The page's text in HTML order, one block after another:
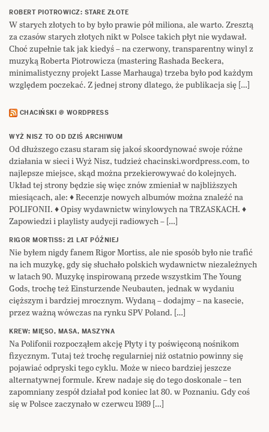
ROBERT PIOTROWICZ: STARE ZŁOTE
W starych złotych to by było prawie pół miliona, ale warto. Zresztą
za czasów starych złotych nikt w Polsce takich płyt nie wydawał.
Choć zupełnie tak jak kiedyś – na czerwony, transparentny winyl z
muzyką Roberta Piotrowicza (mastering Rashada Beckera,
minimalistyczny projekt Lasse Marhauga) trzeba było pod każdym
względem poczekać. Z jednej strony dlatego, że publikacja się […]
CHACIŃSKI @ WORDPRESS
WYŻ NISZ TO OD DZIŚ ARCHIWUM
Od dłuższego czasu staram się jakoś skoordynować swoje różne
działania w sieci i Wyż Nisz, tudzież chacinski.wordpress.com, to
najlepsze miejsce, skąd można przekierowywać do kolejnych.
Układ tej strony będzie się więc znów zmieniał w najbliższych
miesiącach, ale: ♦ Recenzje nowych albumów można znaleźć na
POLIFONII. ♦ Opisy wydawnictw winylowych na TRZASKACH. ♦
Zapowiedzi i playlisty audycji radiowych – […]
RIGOR MORTISS: 21 LAT PÓŹNIEJ
Nie byłem nigdy fanem Rigor Mortiss, ale nie sposób było nie trafić
na ich muzykę, gdy się słuchało polskich wydawnictw niezależnych
w latach 90. Muzykę inspirowaną przede wszystkim The Young
Gods, trochę też Einsturzende Neubauten, jednak w wydaniu
cięższym i bardziej mrocznym. Wydaną – dodajmy – na kasecie,
przez ważną wówczas na rynku SPV Poland. […]
KREW: MIĘSO, MASA, MASZYNA
Na Polifonii rozpocząłem akcję Płyty i ty poświęconą nośnikom
fizycznym. Tutaj też trochę regularniej niż ostatnio powinny się
pojawiać odpryski tego cyklu. Może w nieco bardziej jeszcze
alternatywnej formule. Krew nadaje się do tego doskonale – ten
zapomniany zespół działał pod koniec lat 80. w Poznaniu. Gdy coś
się w Polsce zaczynało w czerwcu 1989 […]